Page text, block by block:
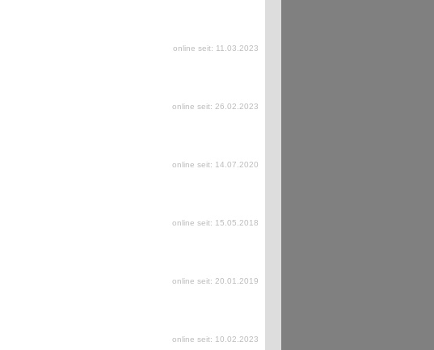
online seit: 11.03.2023
online seit: 26.02.2023
online seit: 14.07.2020
online seit: 15.05.2018
online seit: 20.01.2019
online seit: 10.02.2023